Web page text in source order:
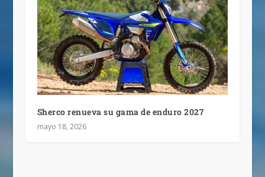
Sherco renueva su gama de enduro 2027
mayo 18, 2026